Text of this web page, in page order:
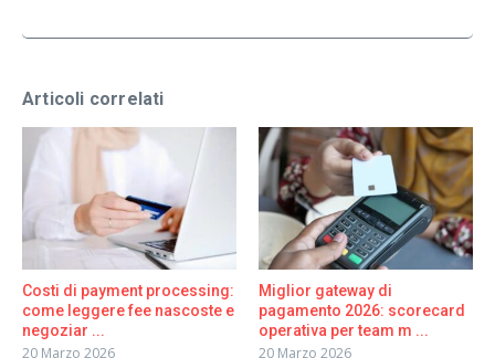
Articoli correlati
Costi di payment processing:
come leggere fee nascoste e
negoziar ...
20 Marzo 2026
Miglior gateway di
pagamento 2026: scorecard
operativa per team m ...
20 Marzo 2026